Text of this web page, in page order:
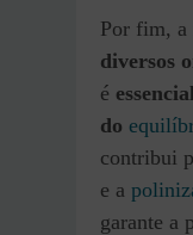
Por fim, a
diversos
é essencial
do
contribui
e a
garante a